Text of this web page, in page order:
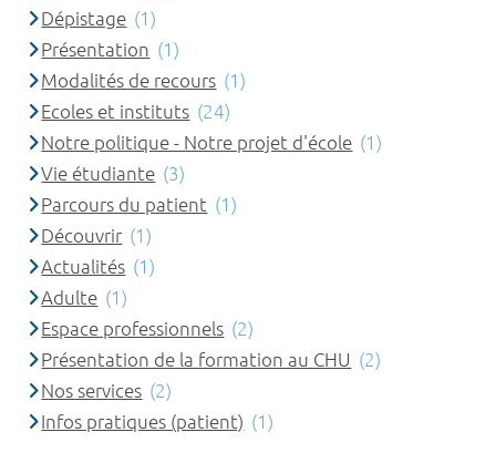
Dépistage (1)
Présentation (1)
Modalités de recours (1)
Ecoles et instituts (24)
Notre politique - Notre projet d'école (1)
Vie étudiante (3)
Parcours du patient (1)
Découvrir (1)
Actualités (1)
Adulte (1)
Espace professionnels (2)
Présentation de la formation au CHU (2)
Nos services (2)
Infos pratiques (patient) (1)